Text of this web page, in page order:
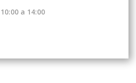
10:00 a 14:00